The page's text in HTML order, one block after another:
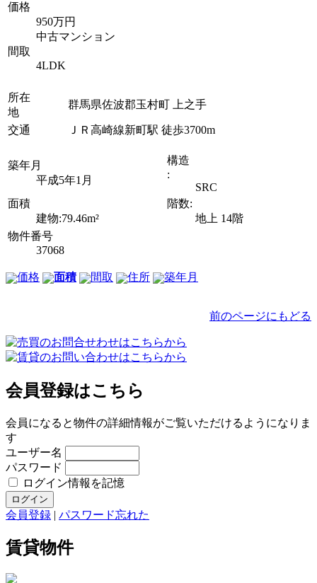
価格
950万円
中古マンション
間取
4LDK
所在
地
群馬県佐波郡玉村町 上之手
交通 ＪＲ高崎線新町駅 徒歩3700m
築年月
平成5年1月
構造
:
SRC
面積
建物:79.46m²
階数:
地上 14階
物件番号
37068
価格 面積 間取 住所 築年月
前のページにもどる
会員登録はこちら
会員になると物件の詳細情報がご覧いただけるようになりま
す
ユーザー名
パスワード
ログイン情報を記憶
会員登録 | パスワード忘れた
賃貸物件